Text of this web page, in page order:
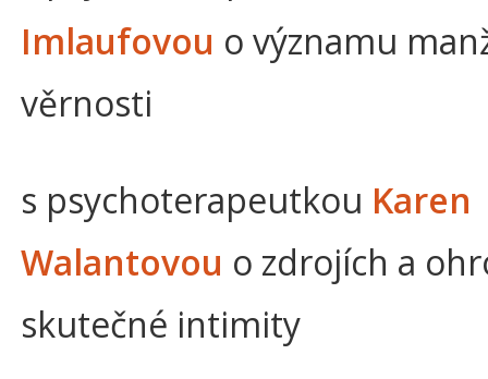
Imlaufovou o významu
věrnosti
s psychoterapeutkou Karen
Walantovou o zdrojích a
skutečné intimity